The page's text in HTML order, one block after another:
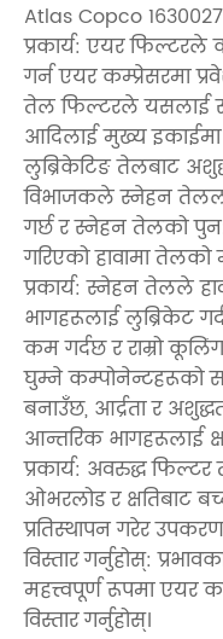
Atlas Copco
प्रकार्य: एयर फिल्टरले
गर्न एयर कम्प्रेसरमा
तेल फिल्टरले यसलाई
आदिलाई मुख्य इकाईमा
लुब्रिकेटिङ तेलबाट
विभाजकले स्नेहन
गर्छ र स्नेहन तेलको पुन:
गरिएको हावामा तेलको
प्रकार्य: स्नेहन तेलले
भागहरूलाई लुब्रिकेट
कम गर्दछ र राम्रो
घुम्ने कम्पोनेन्टहरूको
बनाउँछ, आर्द्रता र
आन्तरिक भागहरूलाई
प्रकार्य: अवरुद्ध
ओभरलोड र क्षतिबाट
प्रतिस्थापन गरेर
विस्तार गर्नुहोस्:
महत्त्वपूर्ण रूपमा एयर
विस्तार गर्नुहोस्।